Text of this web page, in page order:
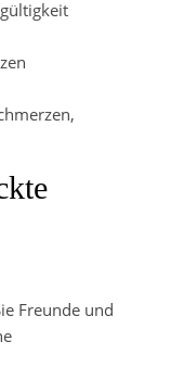
Freunde und